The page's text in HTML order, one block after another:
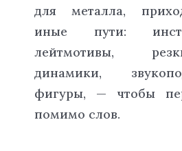
для металла,
иные пути:
лейтмотивы,
динамики,
фигуры, — чтобы
помимо слов.